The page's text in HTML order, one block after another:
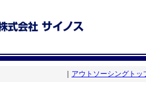
アウトソーシングトッ